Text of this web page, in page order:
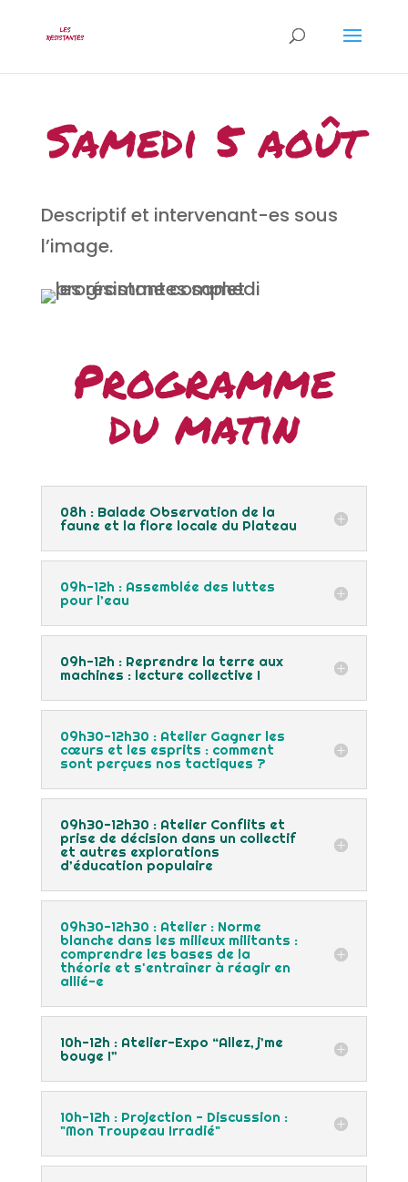
Samedi 5 août
Descriptif et intervenant-es sous
l’image.
Programme
du matin
08h : Balade Observation de la
faune et la flore locale du Plateau
09h-12h : Assemblée des luttes
pour l’eau
09h-12h : Reprendre la terre aux
machines : lecture collective !
09h30-12h30 : Atelier Gagner les
cœurs et les esprits : comment
sont perçues nos tactiques ?
09h30-12h30 : Atelier Conflits et
prise de décision dans un collectif
et autres explorations
d’éducation populaire
09h30-12h30 : Atelier : Norme
blanche dans les milieux militants :
comprendre les bases de la
théorie et s'entraîner à réagir en
allié-e
10h-12h : Atelier-Expo “Allez, j’me
bouge !”
10h-12h : Projection - Discussion :
"Mon Troupeau Irradié"